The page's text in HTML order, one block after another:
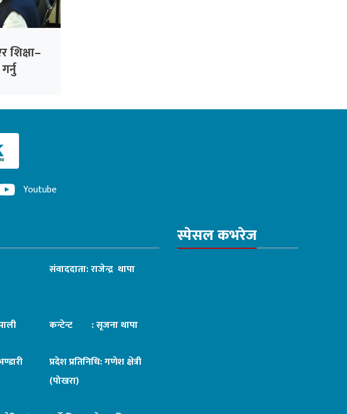
शिक्षा–
Youtube
संवाददाता: राजेन्द्र थापा
कन्टेन्ट : सृजना थापा
प्रदेश प्रतिनिधि: गणेश क्षेत्री
(पोखरा)
स्पेसल कभरेज